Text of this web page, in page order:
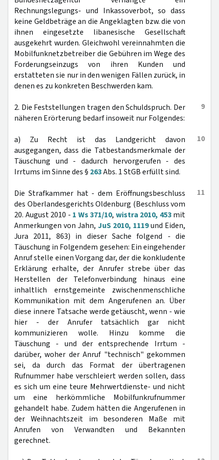
Rechnungslegungs- und Inkassoverbot, so dass
keine Geldbeträge an die Angeklagten bzw. die von
ihnen eingesetzte libanesische Gesellschaft
ausgekehrt wurden. Gleichwohl vereinnahmten die
Mobilfunknetzbetreiber die Gebühren im Wege des
Forderungseinzugs von ihren Kunden und
erstatteten sie nur in den wenigen Fällen zurück, in
denen es zu konkreten Beschwerden kam.
9
2. Die Feststellungen tragen den Schuldspruch. Der
näheren Erörterung bedarf insoweit nur Folgendes:
10
a) Zu Recht ist das Landgericht davon
ausgegangen, dass die Tatbestandsmerkmale der
Täuschung und - dadurch hervorgerufen - des
Irrtums im Sinne des § 263Abs. 1 StGB erfüllt sind.
11
Die Strafkammer hat - dem Eröffnungsbeschluss
des Oberlandesgerichts Oldenburg (Beschluss vom
20. August 2010 - 1 Ws 371/10, wistra 2010, 453mit
Anmerkungen von Jahn, JuS 2010, 1119und Eiden,
Jura 2011, 863) in dieser Sache folgend - die
Täuschung in Folgendem gesehen: Ein eingehender
Anruf stelle einen Vorgang dar, der die konkludente
Erklärung erhalte, der Anrufer strebe über das
Herstellen der Telefonverbindung hinaus eine
inhaltlich ernstgemeinte zwischenmenschliche
Kommunikation mit dem Angerufenen an. Über
diese innere Tatsache werde getäuscht, wenn - wie
hier - der Anrufer tatsächlich gar nicht
kommunizieren wolle. Hinzu komme die
Täuschung - und der entsprechende Irrtum -
darüber, woher der Anruf "technisch" gekommen
sei, da durch das Format der übertragenen
Rufnummer habe verschleiert werden sollen, dass
es sich um eine teure Mehrwertdienste- und nicht
um eine herkömmliche Mobilfunkrufnummer
gehandelt habe. Zudem hätten die Angerufenen in
der Weihnachtszeit im besonderen Maße mit
Anrufen von Verwandten und Bekannten
gerechnet.